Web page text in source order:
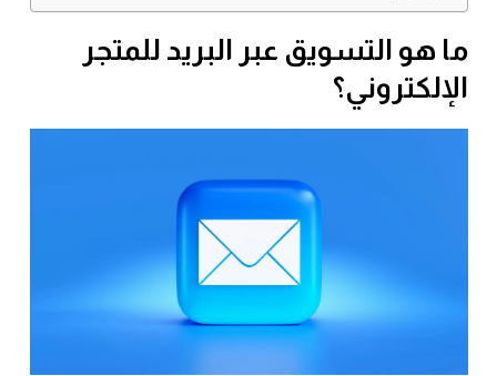
ما هو التسويق عبر البريد للمتجر
الإلكتروني؟